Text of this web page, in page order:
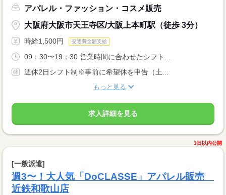
アパレル・ファッション・コスメ販売
大阪府大阪市天王寺区/大阪上本町駅（徒歩 3分）
時給1,500円 交通費全額支給
09：30〜19：30 営業時間に合わせたシフト...
週休2日シフト制※事前に希望休を申告（土...
もっと見る
求人詳細を見る
3日以内公開
[一般派遣]
週3〜！大人気「DoCLASSE」アパレル販売
近鉄和歌山店